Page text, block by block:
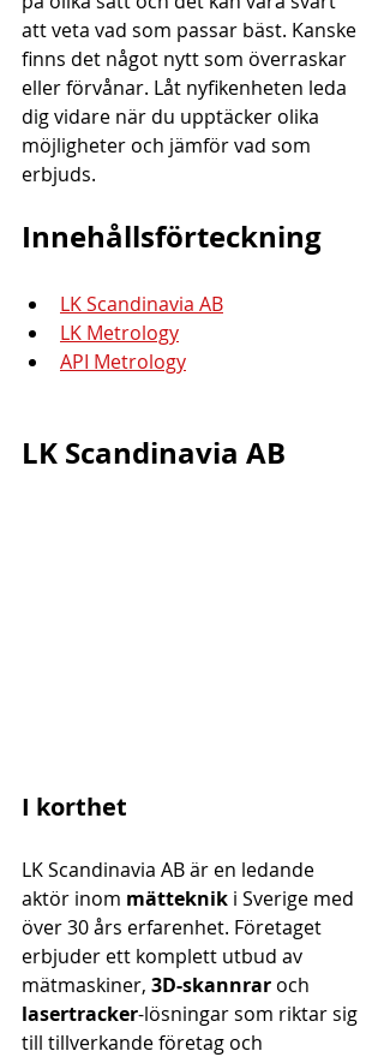
att veta vad som passar bäst. Kanske
finns det något nytt som överraskar
eller förvånar. Låt nyfikenheten leda
dig vidare när du upptäcker olika
möjligheter och jämför vad som
erbjuds.
Innehållsförteckning
LK Scandinavia AB
LK Metrology
API Metrology
LK Scandinavia AB
I korthet
LK Scandinavia AB är en ledande
aktör inom mätteknik i Sverige med
över 30 års erfarenhet. Företaget
erbjuder ett komplett utbud av
mätmaskiner, 3D-skannrar och
lasertracker-lösningar som riktar sig
till tillverkande företag och